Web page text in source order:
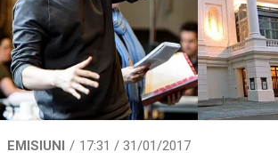
EMISIUNI 17:31 / 31/01/2017